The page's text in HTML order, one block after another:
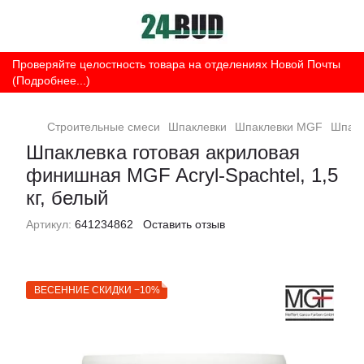
Проверяйте целостность товара на отделениях Новой Почты
(Подробнее...)
Строительные смеси Шпаклевки Шпаклевки MGF
Шпаклевка готовая акриловая
финишная MGF Acryl-Spachtel, 1,5
кг, белый
Артикул: 641234862 Оставить отзыв
ВЕСЕННИЕ СКИДКИ −10%